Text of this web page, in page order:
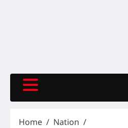
Home
Nation